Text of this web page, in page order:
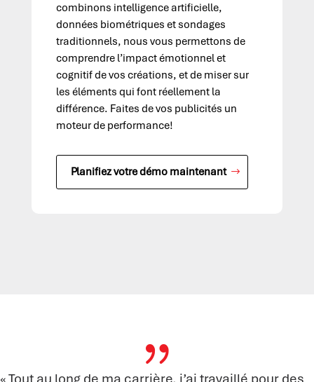
combinons intelligence artificielle,
données biométriques et sondages
traditionnels, nous vous permettons de
comprendre l’impact émotionnel et
cognitif de vos créations, et de miser sur
les éléments qui font réellement la
différence. Faites de vos publicités un
moteur de performance!
Planifiez votre démo maintenant
{